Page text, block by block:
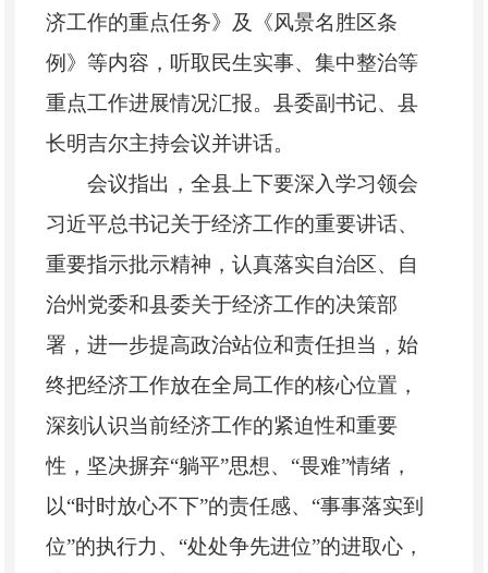
济工作的重点任务》及《风景名胜区条
例》等内容，听取民生实事、集中整治等
重点工作进展情况汇报。县委副书记、县
长明吉尔主持会议并讲话。
会议指出，全县上下要深入学习领会
习近平总书记关于经济工作的重要讲话、
重要指示批示精神，认真落实自治区、自
治州党委和县委关于经济工作的决策部
署，进一步提高政治站位和责任担当，始
终把经济工作放在全局工作的核心位置，
深刻认识当前经济工作的紧迫性和重要
性，坚决摒弃“躺平”思想、“畏难”情绪，
以“时时放心不下”的责任感、“事事落实到
位”的执行力、“处处争先进位”的进取心，